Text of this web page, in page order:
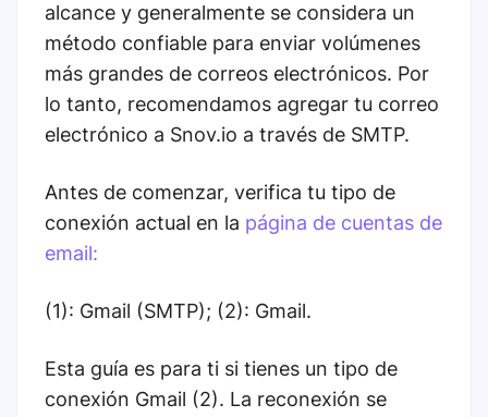
alcance y generalmente se considera un
método confiable para enviar volúmenes
más grandes de correos electrónicos. Por
lo tanto, recomendamos agregar tu correo
electrónico a Snov.io a través de SMTP.
Antes de comenzar, verifica tu tipo de
conexión actual en la página de cuentas de
email:
(1): Gmail (SMTP); (2): Gmail.
Esta guía es para ti si tienes un tipo de
conexión Gmail (2). La reconexión se